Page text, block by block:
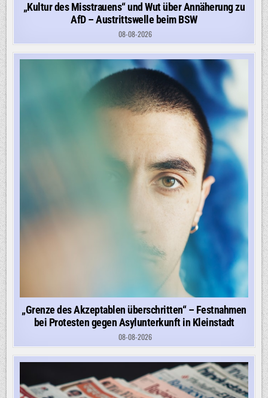
„Kultur des Misstrauens“ und Wut über Annäherung zu
AfD – Austrittswelle beim BSW
08-08-2026
„Grenze des Akzeptablen überschritten“ – Festnahmen
bei Protesten gegen Asylunterkunft in Kleinstadt
08-08-2026